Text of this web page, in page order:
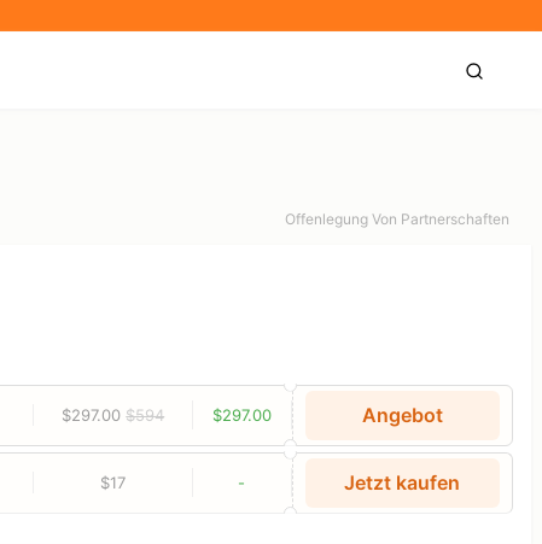
Offenlegung Von Partnerschaften
$297.00$594 $297.00 Angebot
$17 - Jetzt kaufen